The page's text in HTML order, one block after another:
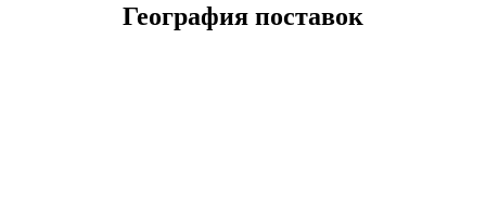
География поставок